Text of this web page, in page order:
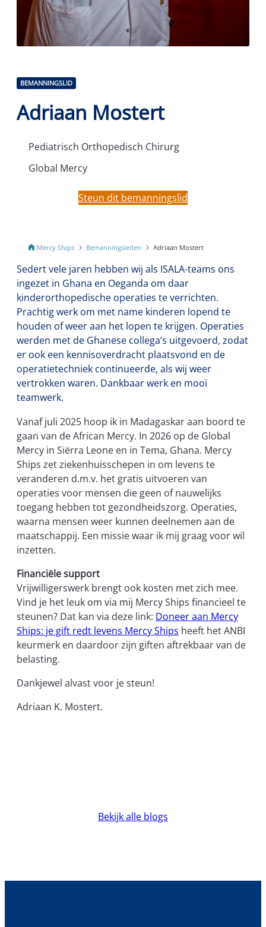
BEMANNINGSLID
Adriaan Mostert
Pediatrisch Orthopedisch Chirurg
Global Mercy
Steun dit bemanningslid
Mercy Ships Bemanningsleden Adriaan Mostert
Sedert vele jaren hebben wij als ISALA-teams ons
ingezet in Ghana en Oeganda om daar
kinderorthopedische operaties te verrichten.
Prachtig werk om met name kinderen lopend te
houden of weer aan het lopen te krijgen. Operaties
werden met de Ghanese collega’s uitgevoerd, zodat
er ook een kennisoverdracht plaatsvond en de
operatietechniek continueerde, als wij weer
vertrokken waren. Dankbaar werk en mooi
teamwerk.
Vanaf juli 2025 hoop ik in Madagaskar aan boord te
gaan van de African Mercy. In 2026 op de Global
Mercy in Siërra Leone en in Tema, Ghana. Mercy
Ships zet ziekenhuisschepen in om levens te
veranderen d.m.v. het gratis uitvoeren van
operaties voor mensen die geen of nauwelijks
toegang hebben tot gezondheidszorg. Operaties,
waarna mensen weer kunnen deelnemen aan de
maatschappij. Een missie waar ik mij graag voor wil
inzetten.
Financiële support
Vrijwilligerswerk brengt ook kosten met zich mee.
Vind je het leuk om via mij Mercy Ships financieel te
steunen? Dat kan via deze link: Doneer aan Mercy
Ships: je gift redt levens Mercy Ships heeft het ANBI
keurmerk en daardoor zijn giften aftrekbaar van de
belasting.
Dankjewel alvast voor je steun!
Adriaan K. Mostert.
Bekijk alle blogs